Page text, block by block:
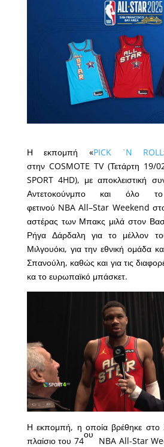
Η εκπομπή «PICK ΄N ROLL
στην COSMOTE TV (Τετάρτη 19/
SPORT 4HD), με αποκλειστική
Αντετοκούνμπο και όλο
φετινού NBA All–Star Weekend
αστέρας των Μπακς μιλά στον
Ρήγα Δάρδαλη για το μέλλον
Μιλγουόκι, για την εθνική ομάδα
Σπανούλη, καθώς και για τις
κα το ευρωπαϊκό μπάσκετ.
Η εκπομπή, η οποία βρέθηκε στο
πλαίσιο του 74
ου
NBA All-Star